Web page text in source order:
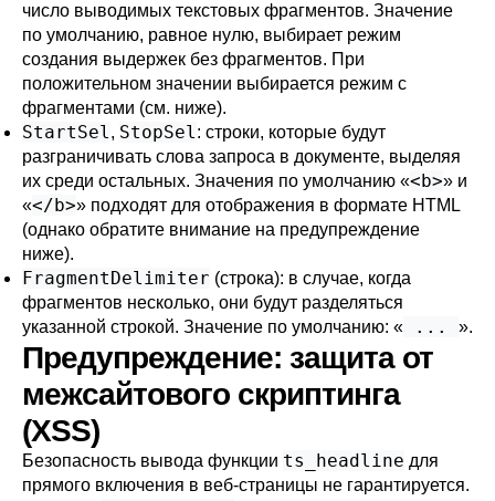
число выводимых текстовых фрагментов. Значение
по умолчанию, равное нулю, выбирает режим
создания выдержек без фрагментов. При
положительном значении выбирается режим с
фрагментами (см. ниже).
StartSel, StopSel: строки, которые будут
разграничивать слова запроса в документе, выделяя
их среди остальных. Значения по умолчанию «<b>» и
«</b>» подходят для отображения в формате HTML
(однако обратите внимание на предупреждение
ниже).
FragmentDelimiter (строка): в случае, когда
фрагментов несколько, они будут разделяться
указанной строкой. Значение по умолчанию: « ... ».
Предупреждение: защита от
межсайтового скриптинга
(XSS)
Безопасность вывода функции ts_headline для
прямого включения в веб-страницы не гарантируется.